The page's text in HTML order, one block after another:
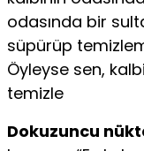
odasında bir
süpürüp
Öyleyse sen,
temizle
Dokuzuncu